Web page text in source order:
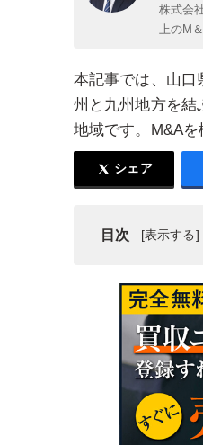
株式会
上のM
本記事では、山口
州と九州地方を結
地域です。M&Aを
シェア
目次
山口県近郊
山口県での
山口県の
山口県の